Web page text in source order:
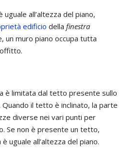
uguale all’altezza del piano,
edificio della finestra
un muro piano occupa tutta
è limitata dal tetto presente sullo
il tetto è inclinato, la parte
diverse nei vari punti per
Se non è presente un tetto,
uguale all’altezza del piano.